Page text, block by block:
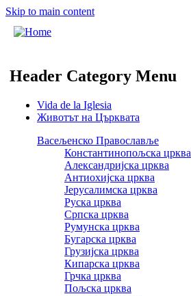
Skip to main content
Header Category Menu
Vida de la Iglesia
Животът на Църквата
Васељенско Православље
Константинопољска црква
Александријска црква
Антиохијска црква
Јерусалимска црква
Руска црква
Српска црква
Румунска црква
Бугарска црква
Грузијска црква
Кипарска црква
Грчка црква
Пољска црква